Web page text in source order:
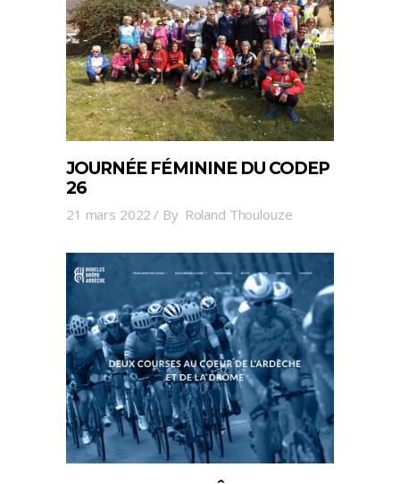
JOURNÉE FÉMININE DU CODEP
26
21 mars 2022 By Roland Thoulouze